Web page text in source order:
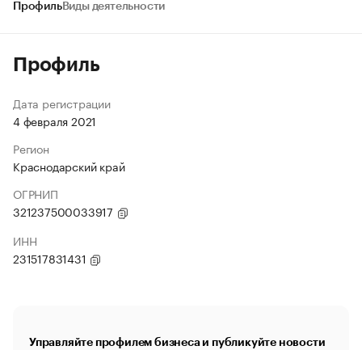
ПрофильВиды деятельности
Профиль
Дата регистрации
4 февраля 2021
Регион
Краснодарский край
ОГРНИП
321237500033917
ИНН
231517831431
Управляйте профилем бизнеса и публикуйте новости